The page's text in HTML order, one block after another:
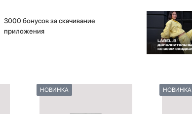
3000 бонусов за скачивание
приложения
НОВИНКА НОВИНКА